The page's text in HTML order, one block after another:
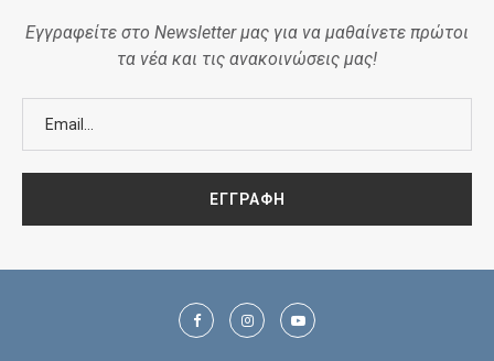
Εγγραφείτε στο Newsletter μας για να μαθαίνετε πρώτοι
τα νέα και τις ανακοινώσεις μας!